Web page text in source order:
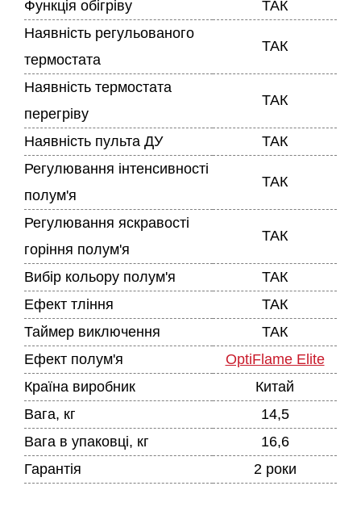
Функція обігріву
ТАК
Наявність регульованого
термостата
ТАК
Наявність термостата
перегріву
ТАК
Наявність пульта ДУ
ТАК
Регулювання інтенсивності
полум'я
ТАК
Регулювання яскравості
горіння полум'я
ТАК
Вибір кольору полум'я
ТАК
Ефект тління
ТАК
Таймер виключення
ТАК
Ефект полум'я
OptiFlame Elite
Країна виробник
Китай
Вага, кг
14,5
Вага в упаковці, кг
16,6
Гарантія
2 роки